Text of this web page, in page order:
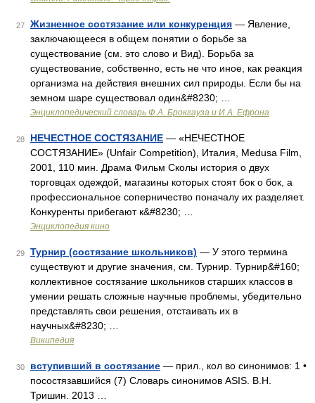
27 Жизненное состязание или конкуренция — Явление,
заключающееся в общем понятии о борьбе за
существование (см. это слово и Вид). Борьба за
существование, собственно, есть не что иное, как реакция
организма на действия внешних сил природы. Если бы на
земном шаре существовал один&#8230; …
Энциклопедический словарь Ф.А. Брокгауза и И.А. Ефрона
28 НЕЧЕСТНОЕ СОСТЯЗАНИЕ — «НЕЧЕСТНОЕ
СОСТЯЗАНИЕ» (Unfair Competition), Италия, Medusa Film,
2001, 110 мин. Драма Фильм Сколы история о двух
торговцах одеждой, магазины которых стоят бок о бок, а
профессиональное соперничество поначалу их разделяет.
Конкуренты прибегают к&#8230; …
Энциклопедия кино
29 Турнир (состязание школьников) — У этого термина
существуют и другие значения, см. Турнир. Турнир&#160;
коллективное состязание школьников старших классов в
умении решать сложные научные проблемы, убедительно
представлять свои решения, отстаивать их в
научных&#8230; …
Википедия
30 вступивший в состязание — прил., кол во синонимов: 1 •
посостязавшийся (7) Словарь синонимов ASIS. В.Н.
Тришин. 2013 …